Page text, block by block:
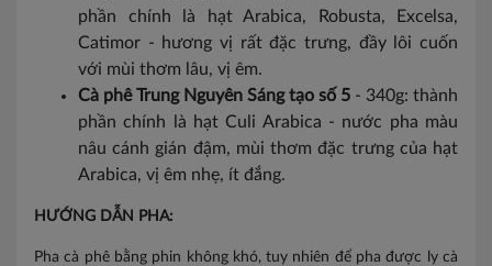
phần chính là hạt Arabica, Robusta, Excelsa,
Catimor - hương vị rất đặc trưng, đầy lôi cuốn
với mùi thơm lâu, vị êm.
Cà phê Trung Nguyên Sáng tạo số 5 - 340g: thành
phần chính là hạt Culi Arabica - nước pha màu
nâu cánh gián đậm, mùi thơm đặc trưng của hạt
Arabica, vị êm nhẹ, ít đắng.
HƯỚNG DẪN PHA:
Pha cà phê bằng phin không khó, tuy nhiên để pha được ly cà